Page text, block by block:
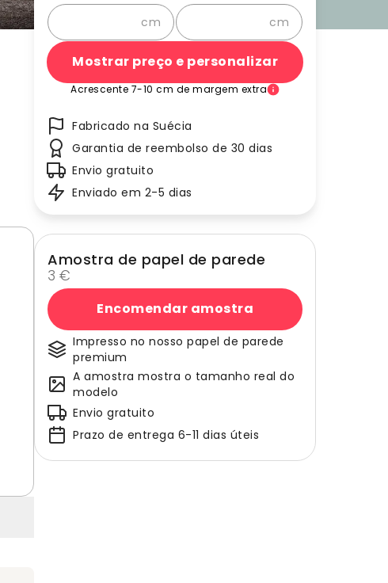
cm cm
Mostrar preço e personalizar
Acrescente 7-10 cm de margem extra
Fabricado na Suécia
Garantia de reembolso de 30 dias
Envio gratuito
Enviado em 2-5 dias
Amostra de papel de parede
3 €
Encomendar amostra
Impresso no nosso papel de parede
premium
A amostra mostra o tamanho real do
modelo
Envio gratuito
Prazo de entrega 6-11 dias úteis